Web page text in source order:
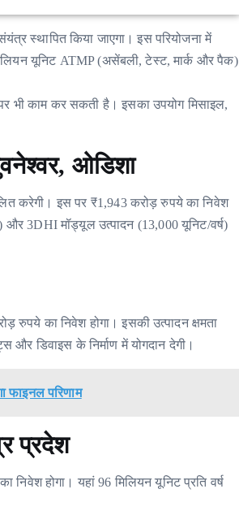
स्थापित किया जाएगा। इस परियोजना में
यूनिट ATMP (असेंबली, टेस्ट, मार्क और पैक)
भी काम कर सकती है। इसका उपयोग मिसाइल,
ओडिशा
करेगी। इस पर ₹1,943 करोड़ रुपये का निवेश
और 3DHI मॉड्यूल उत्पादन (13,000 यूनिट/वर्ष)
रुपये का निवेश होगा। इसकी उत्पादन क्षमता
और डिवाइस के निर्माण में योगदान देगी।
फाइनल परिणाम
प्रदेश
निवेश होगा। यहां 96 मिलियन यूनिट प्रति वर्ष